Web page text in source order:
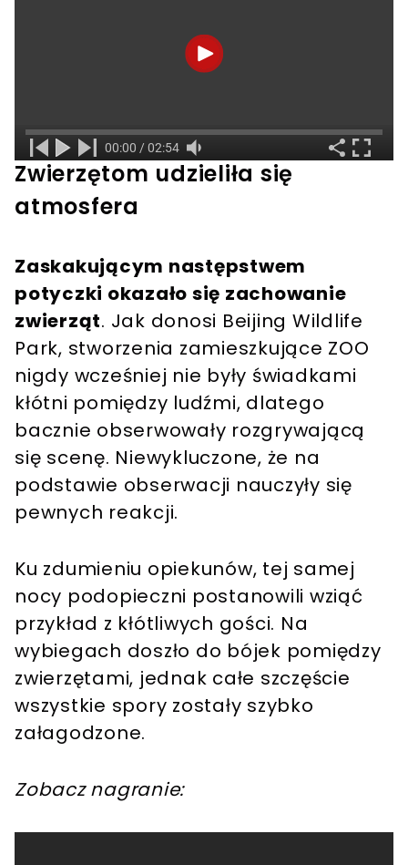
Zwierzętom udzieliła się
atmosfera
Zaskakującym następstwem
potyczki okazało się zachowanie
zwierząt. Jak donosi Beijing Wildlife
Park, stworzenia zamieszkujące ZOO
nigdy wcześniej nie były świadkami
kłótni pomiędzy ludźmi, dlatego
bacznie obserwowały rozgrywającą
się scenę. Niewykluczone, że na
podstawie obserwacji nauczyły się
pewnych reakcji.
Ku zdumieniu opiekunów, tej samej
nocy podopieczni postanowili wziąć
przykład z kłótliwych gości. Na
wybiegach doszło do bójek pomiędzy
zwierzętami, jednak całe szczęście
wszystkie spory zostały szybko
załagodzone.
Zobacz nagranie: